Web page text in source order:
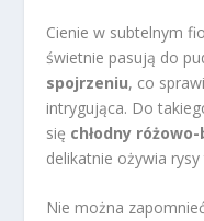
Cienie w subtelnym
świetnie pasują do
spojrzeniu, co
intrygująca. Do
się chłodny
delikatnie ożywia
Nie można